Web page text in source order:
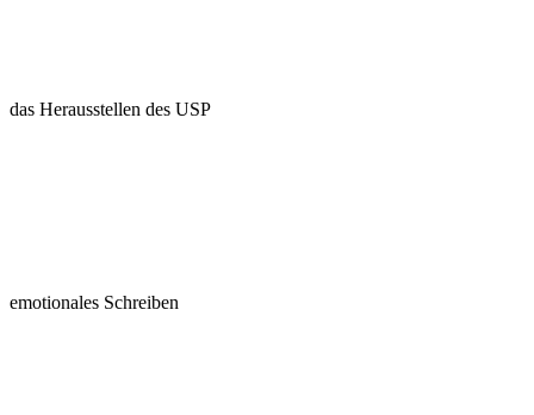
das Herausstellen des USP
emotionales Schreiben